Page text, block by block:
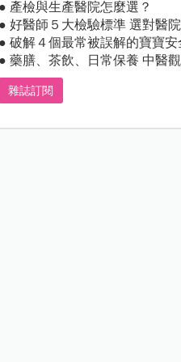
產檢與生產醫院怎麼選？
好醫師５大檢驗標準 選對醫
破解４個最常被誤解的寶寶安
藥膳、茶飲、日常保養 中醫
雜誌訂閱